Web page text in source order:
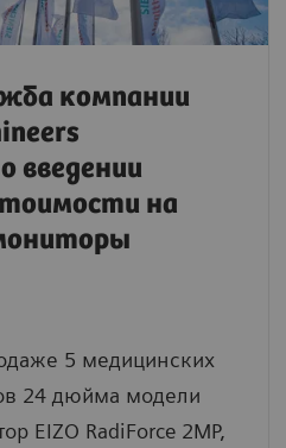
компании
введении
на
5 медицинских
24 дюйма модели
EIZO RadiForce 2MP,